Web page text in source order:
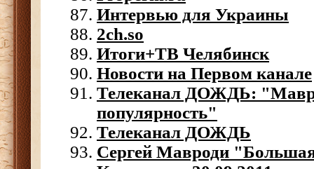
Интервью для Украины
2ch.so
Итоги+ТВ Челябинск
Новости на Первом канале
Телеканал ДОЖДЬ:
популярность"
Телеканал ДОЖДЬ
Cергей Мавроди